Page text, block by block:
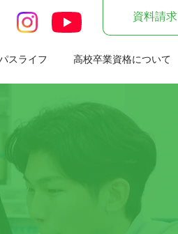
資料請求
スライフ 高校卒業資格について